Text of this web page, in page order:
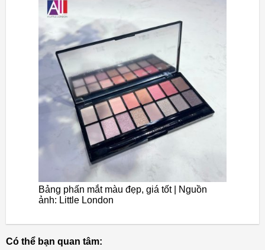
Bảng phấn mắt màu đẹp, giá tốt | Nguồn
ảnh: Little London
Có thể bạn quan tâm: